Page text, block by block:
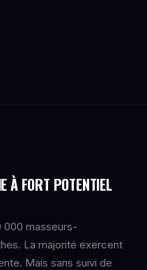
À FORT POTENTIEL
000 masseurs-
La majorité exercent
Mais sans suivi de